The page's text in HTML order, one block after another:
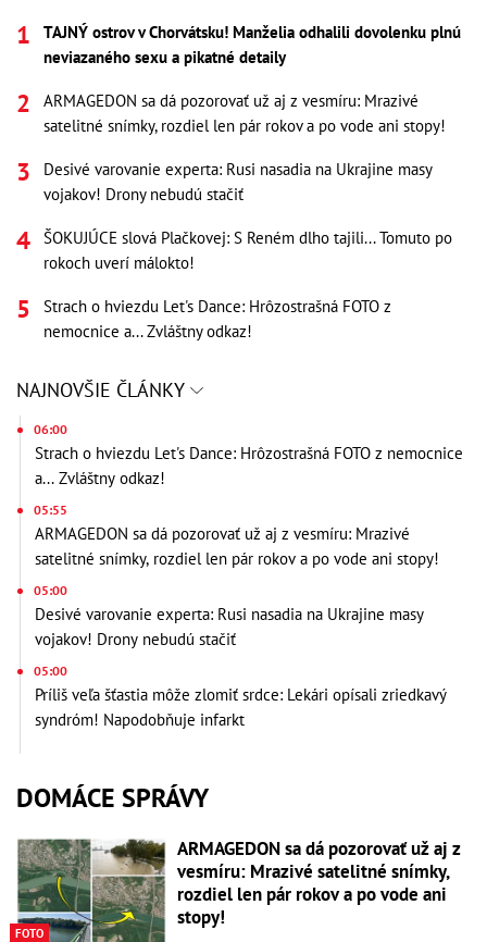
TAJNÝ ostrov v Chorvátsku! Manželia odhalili dovolenku plnú
neviazaného sexu a pikatné detaily
ARMAGEDON sa dá pozorovať už aj z vesmíru: Mrazivé
satelitné snímky, rozdiel len pár rokov a po vode ani stopy!
Desivé varovanie experta: Rusi nasadia na Ukrajine masy
vojakov! Drony nebudú stačiť
ŠOKUJÚCE slová Plačkovej: S Reném dlho tajili... Tomuto po
rokoch uverí málokto!
Strach o hviezdu Let's Dance: Hrôzostrašná FOTO z
nemocnice a... Zvláštny odkaz!
NAJNOVŠIE ČLÁNKY
06:00
Strach o hviezdu Let's Dance: Hrôzostrašná FOTO z nemocnice
a... Zvláštny odkaz!
05:55
ARMAGEDON sa dá pozorovať už aj z vesmíru: Mrazivé
satelitné snímky, rozdiel len pár rokov a po vode ani stopy!
05:00
Desivé varovanie experta: Rusi nasadia na Ukrajine masy
vojakov! Drony nebudú stačiť
05:00
Príliš veľa šťastia môže zlomiť srdce: Lekári opísali zriedkavý
syndróm! Napodobňuje infarkt
DOMÁCE SPRÁVY
FOTO
ARMAGEDON sa dá pozorovať už aj z
vesmíru: Mrazivé satelitné snímky,
rozdiel len pár rokov a po vode ani
stopy!